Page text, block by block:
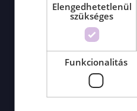
LINKEK
Adatvédelmi
irányelvek
Általános
szerződési
feltételek
Szállítási
információk
Elengedhetetlenül
szükséges
Funkcionalitás